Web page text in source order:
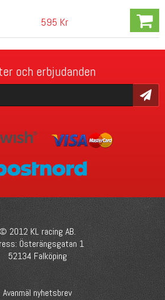
595 Kr
och erbjudanden
Skicka
© 2012 KL racing AB.
Österängsgatan 1
52134 Falköping
Avanmäl nyhetsbrev